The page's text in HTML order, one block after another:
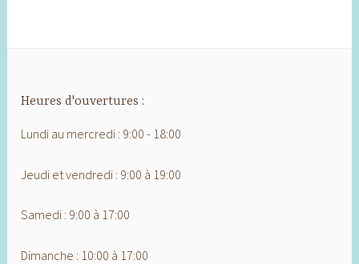
Heures d'ouvertures :
Lundi au mercredi : 9:00 - 18:00
Jeudi et vendredi : 9:00 à 19:00
Samedi : 9:00 à 17:00
Dimanche : 10:00 à 17:00